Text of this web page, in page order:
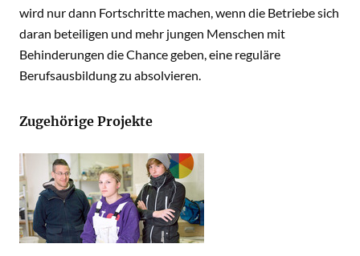
wird nur dann Fortschritte machen, wenn die Betriebe sich
daran beteiligen und mehr jungen Menschen mit
Behinderungen die Chance geben, eine reguläre
Berufsausbildung zu absolvieren.
Zugehörige Projekte